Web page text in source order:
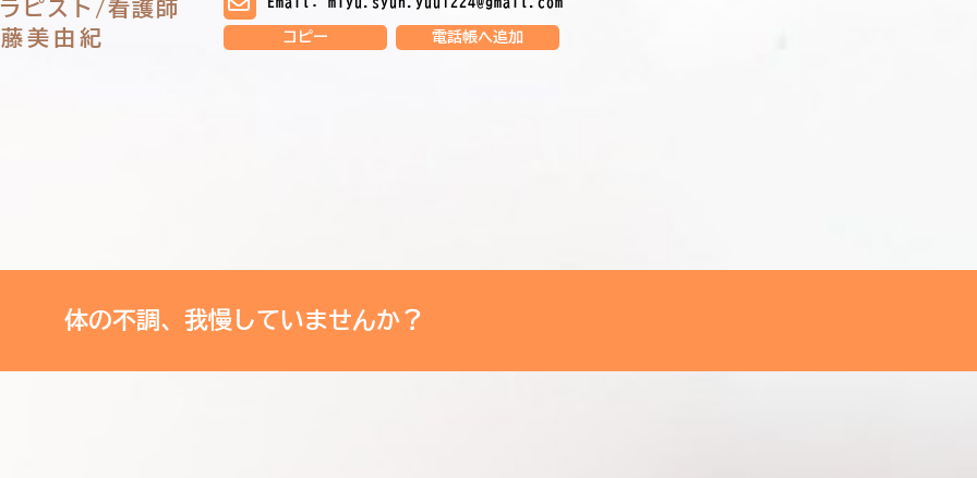
ピスト/看護師
美由紀
コピー 電話帳へ追加
体の不調、我慢していませんか？